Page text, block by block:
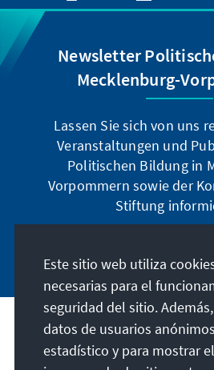
Newsletter
Mecklenburg-
Lassen Sie sich von uns
Veranstaltungen und
Politischen Bildung in
Vorpommern sowie der
Stiftung
Dirección
Este sitio web utiliza
necesarias para el
seguridad del sitio.
datos de usuarios
estadístico y para mostrar